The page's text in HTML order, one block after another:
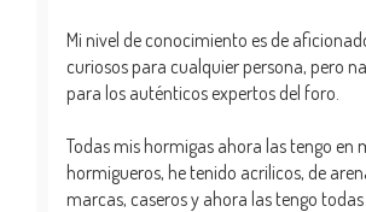
Mi nivel de conocimiento es de
curiosos para cualquier persona, pero
para los auténticos expertos del foro.
Todas mis hormigas ahora las tengo en
hormigueros, he tenido acrilicos, de
marcas, caseros y ahora las tengo todas